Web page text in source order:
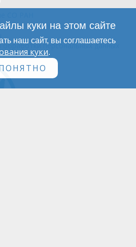
персональных данных
куки на этом сайте
наш сайт, вы соглашаетесь
куки.